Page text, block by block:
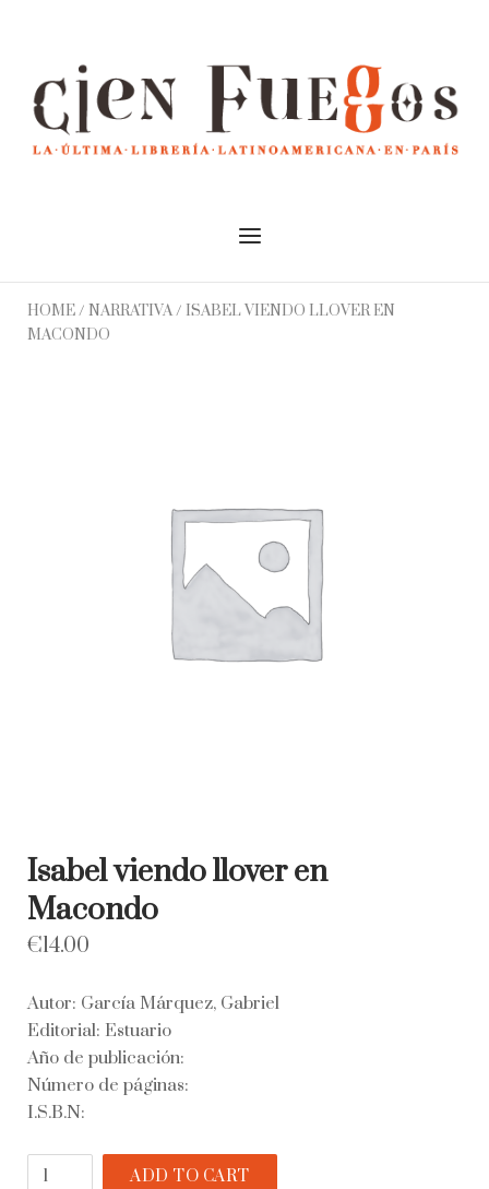
Menu
HOME/ NARRATIVA/ ISABEL VIENDO LLOVER EN
MACONDO
Isabel viendo llover en
Macondo
€14.00
Autor: García Márquez, Gabriel
Editorial: Estuario
Año de publicación:
Número de páginas:
I.S.B.N:
Isabel
ADD TO CART